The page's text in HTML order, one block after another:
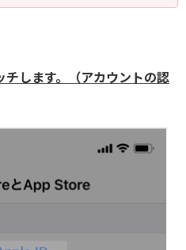
します。（アカウントの認